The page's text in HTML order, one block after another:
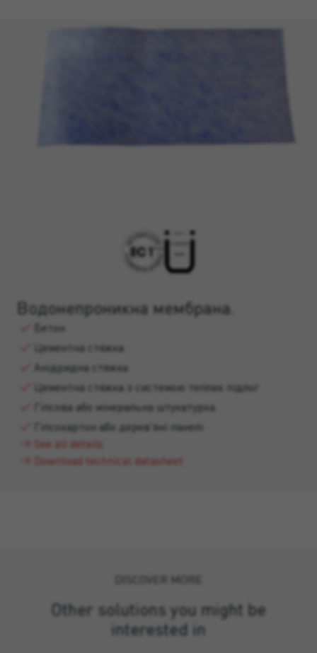
Водонепроникна мембрана.
Бетон
Цементна стяжка
Анідридна стяжка
Цементна стяжка з системою теплих підлог
Гіпсова або мінеральна штукатурка
Гіпсокартон або дерев'яні панелі
See all details
Download technical datasheet
DISCOVER MORE
Other solutions you might be
interested in